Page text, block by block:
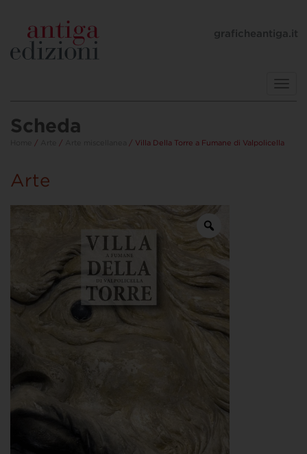
graficheantiga.it
Scheda
/ / / Villa Della Torre a Fumane di Valpolicella
Arte